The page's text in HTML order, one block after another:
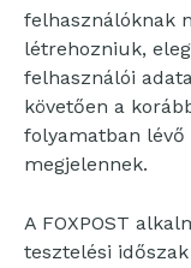
felhasználóknak
létrehozniuk,
felhasználói
követően a
folyamatban
megjelennek.
A FOXPOST
tesztelési